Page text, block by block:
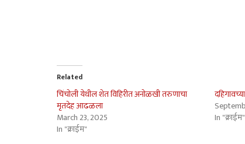
Related
चिंचोली येथील शेत विहिरीत अनोळखी तरुणाचा
मृतदेह आढळला
March 23, 2025
In "क्राईम"
In "क्राईम"